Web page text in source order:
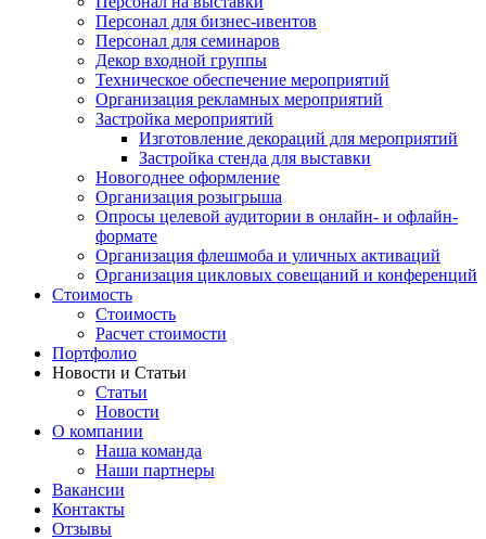
Персонал для бизнес-ивентов
Персонал для семинаров
Декор входной группы
Техническое обеспечение мероприятий
Организация рекламных мероприятий
Застройка мероприятий
Изготовление декораций для мероприятий
Застройка стенда для выставки
Новогоднее оформление
Организация розыгрыша
Опросы целевой аудитории в онлайн- и офлайн-
формате
Организация флешмоба и уличных активаций
Организация цикловых совещаний и конференций
Стоимость
Стоимость
Расчет стоимости
Портфолио
Новости и Статьи
Статьи
Новости
О компании
Наша команда
Наши партнеры
Вакансии
Контакты
Отзывы